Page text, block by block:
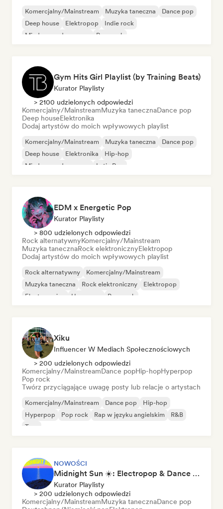
Komercjalny/Mainstream Muzyka taneczna
Dance pop
Deep house
Elektropop
Indie rock
Międzynarodowy pop
Pop punk
Gym Hits Girl Playlist (by Training Beats)
Kurator Playlisty
> 2100 udzielonych odpowiedzi
Komercjalny/MainstreamMuzyka tanecznaDance pop
Deep houseElektronika
Dodaj artystów do moich wpływowych playlist
Komercjalny/Mainstream Muzyka taneczna
Dance pop
Deep house
Elektronika
Hip-hop
Międzynarodowy pop
Latin Pop
EDM x Energetic Pop
Kurator Playlisty
> 800 udzielonych odpowiedzi
Rock alternatywnyKomercjalny/Mainstream
Muzyka tanecznaRock elektronicznyElektropop
Dodaj artystów do moich wpływowych playlist
Rock alternatywny
Komercjalny/Mainstream
Muzyka taneczna
Rock elektroniczny
Elektropop
Electro swing
Hyperpop Pop punk
Xiku
Influencer W Mediach Społecznościowych
> 200 udzielonych odpowiedzi
Komercjalny/MainstreamDance popHip-hopHyperpop
Pop rock
Twórz przyciągające uwagę posty lub relacje o artystach
Komercjalny/Mainstream Dance pop
Hip-hop
Hyperpop
Pop rock Rap w języku angielskim
R&B
Trap
NOWOŚCI
Midnight Sun ☀️: Electropop & Dance Pop
Kurator Playlisty
> 200 udzielonych odpowiedzi
Komercjalny/MainstreamMuzyka tanecznaDance pop